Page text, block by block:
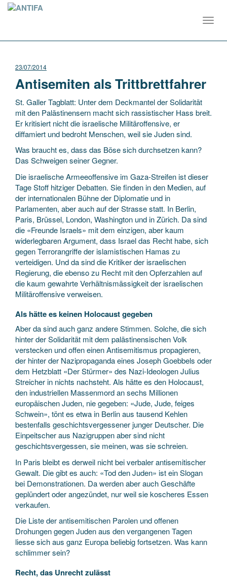
23/07/2014
Antisemiten als Trittbrettfahrer
St. Galler Tagblatt: Unter dem Deckmantel der Solidarität
mit den Palästinensern macht sich rassistischer Hass breit.
Er kritisiert nicht die israelische Militäroffensive, er
diffamiert und bedroht Menschen, weil sie Juden sind.
Was braucht es, dass das Böse sich durchsetzen kann?
Das Schweigen seiner Gegner.
Die israelische Armeeoffensive im Gaza-Streifen ist dieser
Tage Stoff hitziger Debatten. Sie finden in den Medien, auf
der internationalen Bühne der Diplomatie und in
Parlamenten, aber auch auf der Strasse statt. In Berlin,
Paris, Brüssel, London, Washington und in Zürich. Da sind
die «Freunde Israels» mit dem einzigen, aber kaum
widerlegbaren Argument, dass Israel das Recht habe, sich
gegen Terrorangriffe der islamistischen Hamas zu
verteidigen. Und da sind die Kritiker der israelischen
Regierung, die ebenso zu Recht mit den Opferzahlen auf
die kaum gewahrte Verhältnismässigkeit der israelischen
Militäroffensive verweisen.
Als hätte es keinen Holocaust gegeben
Aber da sind auch ganz andere Stimmen. Solche, die sich
hinter der Solidarität mit dem palästinensischen Volk
verstecken und offen einen Antisemitismus propagieren,
der hinter der Nazipropaganda eines Joseph Goebbels oder
dem Hetzblatt «Der Stürmer» des Nazi-Ideologen Julius
Streicher in nichts nachsteht. Als hätte es den Holocaust,
den industriellen Massenmord an sechs Millionen
europäischen Juden, nie gegeben: «Jude, Jude, feiges
Schwein», tönt es etwa in Berlin aus tausend Kehlen
bestenfalls geschichtsvergessener junger Deutscher. Die
Einpeitscher aus Nazigruppen aber sind nicht
geschichtsvergessen, sie meinen, was sie schreien.
In Paris bleibt es derweil nicht bei verbaler antisemitischer
Gewalt. Die gibt es auch: «Tod den Juden» ist ein Slogan
bei Demonstrationen. Da werden aber auch Geschäfte
geplündert oder angezündet, nur weil sie koscheres Essen
verkaufen.
Die Liste der antisemitischen Parolen und offenen
Drohungen gegen Juden aus den vergangenen Tagen
liesse sich aus ganz Europa beliebig fortsetzen. Was kann
schlimmer sein?
Recht, das Unrecht zulässt